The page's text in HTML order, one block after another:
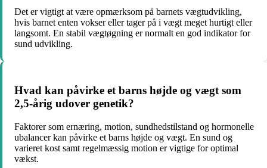
Det er vigtigt at være opmærksom på barnets vægtudvikling,
hvis barnet enten vokser eller tager på i vægt meget hurtigt eller
langsomt. En stabil vægtøgning er normalt en god indikator for
sund udvikling.
Hvad kan påvirke et barns højde og vægt som
2,5-årig udover genetik?
Faktorer som ernæring, motion, sundhedstilstand og hormonelle
ubalancer kan påvirke et barns højde og vægt. En sund og
varieret kost samt regelmæssig motion er vigtige for optimal
vækst.